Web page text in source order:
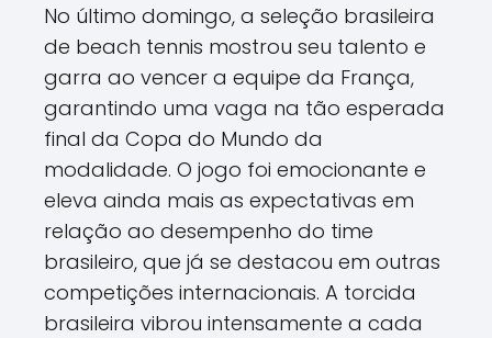
No último domingo, a seleção brasileira
de beach tennis mostrou seu talento e
garra ao vencer a equipe da França,
garantindo uma vaga na tão esperada
final da Copa do Mundo da
modalidade. O jogo foi emocionante e
eleva ainda mais as expectativas em
relação ao desempenho do time
brasileiro, que já se destacou em outras
competições internacionais. A torcida
brasileira vibrou intensamente a cada